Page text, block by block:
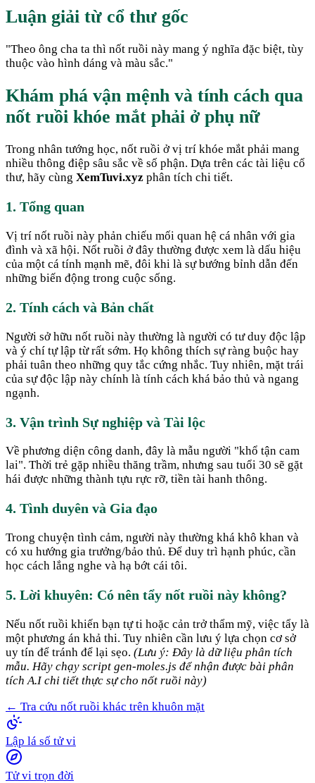
Luận giải từ cổ thư gốc
"Theo ông cha ta thì nốt ruồi này mang ý nghĩa đặc biệt, tùy
thuộc vào hình dáng và màu sắc."
Khám phá vận mệnh và tính cách qua
nốt ruồi khóe mắt phải ở phụ nữ
Trong nhân tướng học, nốt ruồi ở vị trí khóe mắt phải mang
nhiều thông điệp sâu sắc về số phận. Dựa trên các tài liệu cổ
thư, hãy cùng XemTuvi.xyz phân tích chi tiết.
1. Tổng quan
Vị trí nốt ruồi này phản chiếu mối quan hệ cá nhân với gia
đình và xã hội. Nốt ruồi ở đây thường được xem là dấu hiệu
của một cá tính mạnh mẽ, đôi khi là sự bướng bỉnh dẫn đến
những biến động trong cuộc sống.
2. Tính cách và Bản chất
Người sở hữu nốt ruồi này thường là người có tư duy độc lập
và ý chí tự lập từ rất sớm. Họ không thích sự ràng buộc hay
phải tuân theo những quy tắc cứng nhắc. Tuy nhiên, mặt trái
của sự độc lập này chính là tính cách khá bảo thủ và ngang
ngạnh.
3. Vận trình Sự nghiệp và Tài lộc
Về phương diện công danh, đây là mẫu người "khổ tận cam
lai". Thời trẻ gặp nhiều thăng trầm, nhưng sau tuổi 30 sẽ gặt
hái được những thành tựu rực rỡ, tiền tài hanh thông.
4. Tình duyên và Gia đạo
Trong chuyện tình cảm, người này thường khá khô khan và
có xu hướng gia trưởng/bảo thủ. Để duy trì hạnh phúc, cần
học cách lắng nghe và hạ bớt cái tôi.
5. Lời khuyên: Có nên tẩy nốt ruồi này không?
Nếu nốt ruồi khiến bạn tự ti hoặc cản trở thẩm mỹ, việc tẩy là
một phương án khả thi. Tuy nhiên cần lưu ý lựa chọn cơ sở
uy tín để tránh để lại sẹo. (Lưu ý: Đây là dữ liệu phân tích
mẫu. Hãy chạy script gen-moles.js để nhận được bài phân
tích A.I chi tiết thực sự cho nốt ruồi này)
← Tra cứu nốt ruồi khác trên khuôn mặt
Lập lá số tử vi
Tử vi trọn đời